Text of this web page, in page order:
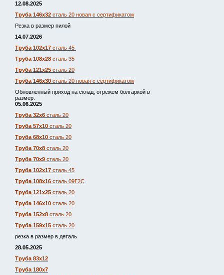
12.08.2025
Труба 146х32 сталь 20 новая с сертификатом
Резка в размер пилой
14.07.2026
Труба 102х17 сталь 45
Труба 108х28 сталь 35
Труба 121х25 сталь 20
Труба 146х30 сталь 20 новая с сертификатом
Обновленный приход на склад, отрежем болгаркой в
размер.
05.06.2025
Труба 32х6 сталь 20
Труба 57х10 сталь 20
Труба 68х10 сталь 20
Труба 70х8 сталь 20
Труба 70х9 сталь 20
Труба 102х17 сталь 45
Труба 108х16 сталь 09Г2С
Труба 121х25 сталь 20
Труба 146х10 сталь 20
Труба 152х8 сталь 20
Труба 159х15 сталь 20
резка в размер в деталь
28.05.2025
Труба 83х12
Труба 180х7